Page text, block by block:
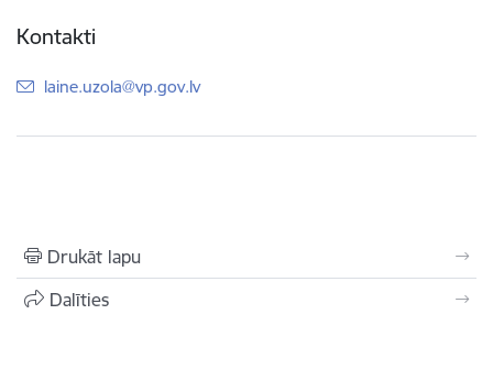
Kontakti
E-pasts:
laine.uzola@vp.gov.lv
Drukāt lapu
Dalīties